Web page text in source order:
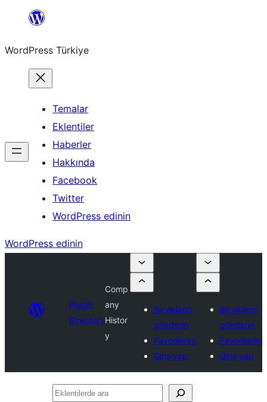
İçeriğe
WordPress Türkiye
Temalar
Eklentiler
Haberler
Hakkında
Facebook
Twitter
WordPress edinin
WordPress edinin
Plugin
Directory
Comp
any
Histor
y
Bir eklenti
gönderin
Favorilerim
Giriş yap
Bir eklenti
gönderin
Favorilerim
Giriş yap
Eklentilerde